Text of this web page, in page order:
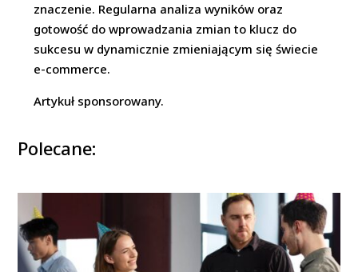
znaczenie. Regularna analiza wyników oraz
gotowość do wprowadzania zmian to klucz do
sukcesu w dynamicznie zmieniającym się świecie
e-commerce.
Artykuł sponsorowany.
Polecane: